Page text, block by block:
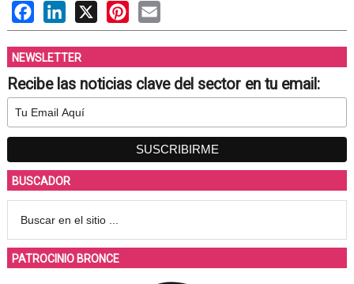
FacebookLinkedIn Pinterest
NEWSLETTER
Recibe las noticias clave del sector en tu email:
BUSCADOR
PATROCINIO BRONCE